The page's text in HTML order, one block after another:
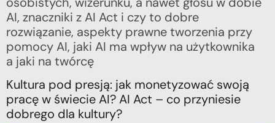
AI, znaczniki z AI Act i czy to dobre
rozwiązanie, aspekty prawne tworzenia przy
pomocy AI, jaki AI ma wpływ na użytkownika
a jaki na twórcę
Kultura pod presją: jak monetyzować swoją
pracę w świecie AI? AI Act – co przyniesie
dobrego dla kultury?